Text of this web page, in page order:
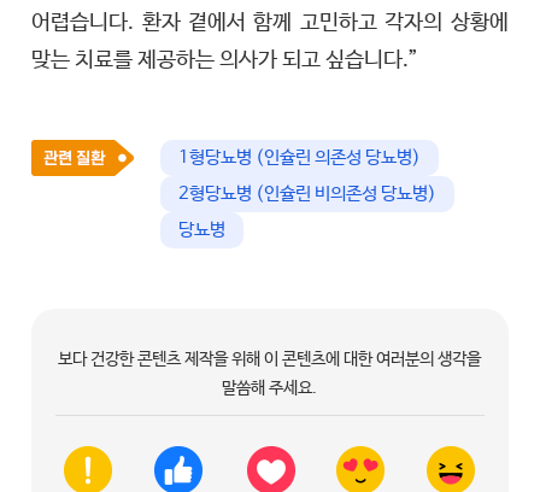
어렵습니다. 환자 곁에서 함께 고민하고 각자의 상황에
맞는 치료를 제공하는 의사가 되고 싶습니다.”
1형당뇨병 (인슐린 의존성 당뇨병)
2형당뇨병 (인슐린 비의존성 당뇨병)
당뇨병
보다 건강한 콘텐츠 제작을 위해 이 콘텐츠에 대한 여러분의 생각을
말씀해 주세요.